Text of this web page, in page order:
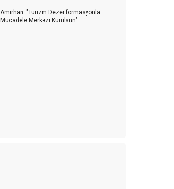
Amirhan: "Turizm Dezenformasyonla
Mücadele Merkezi Kurulsun’’